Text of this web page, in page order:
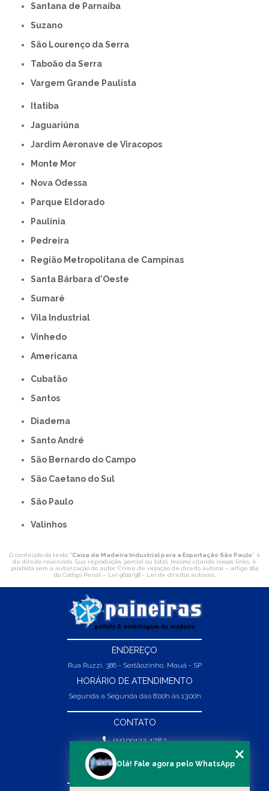
Santana de Parnaíba
Suzano
São Lourenço da Serra
Taboão da Serra
Vargem Grande Paulista
Itatiba
Jaguariúna
Jardim Aeronave de Viracopos
Monte Mor
Nova Odessa
Parque Eldorado
Paulínia
Pedreira
Região Metropolitana de Campinas
Santa Bárbara d'Oeste
Sumaré
Vila Industrial
Vinhedo
americana
Cubatão
Santos
Diadema
Santo André
São Bernardo do Campo
São Caetano do Sul
São Paulo
Valinhos
O conteúdo do texto "Caixa de Madeira Industrial para a Exportação São Paulo" é
de direito reservado. Sua reprodução, parcial ou total, mesmo citando nossos links, é
proibida sem a autorização do autor. Crime de violação de direito autoral – artigo 184
do Código Penal – Lei 9610/98 - Lei de direitos autorais.
ENDEREÇO
Rua Ruzzi, 386 - Sertãozinho, Mauá - SP
HORÁRIO DE ATENDIMENTO
Segunda a Segunda das 8:00h às 13:00h
CONTATO
(11) 99132-1783
(11) 99132-1783
vendas@abpaineiras.com.br
Olá! Fale agora pelo WhatsApp